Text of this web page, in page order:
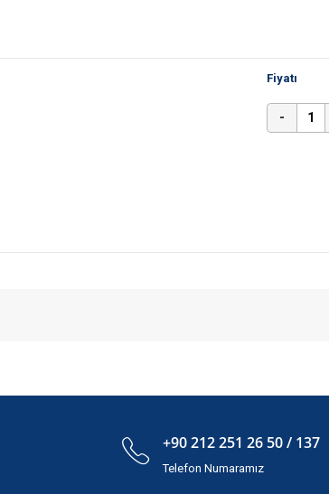
Fiyatı
-
+90 212 251 26 50 / 137
Telefon Numaramız